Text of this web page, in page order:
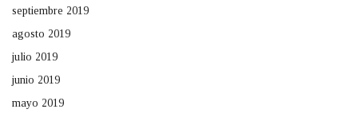
septiembre 2019
agosto 2019
julio 2019
junio 2019
mayo 2019